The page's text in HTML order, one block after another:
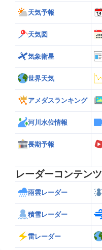
天気予報
天気図
気象衛星
世界天気
アメダスランキング
河川水位情報
長期予報
レーダーコンテンツ
雨雲レーダー
積雪レーダー
雷レーダー